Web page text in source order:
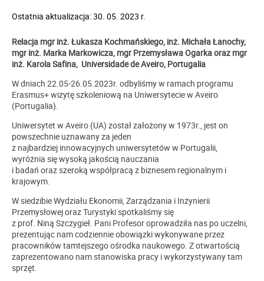
Ostatnia aktualizacja: 30. 05. 2023 r.
Relacja mgr inż. Łukasza Kochmańskiego, inż. Michała Łanochy,
mgr inż. Marka Markowicza, mgr Przemysława Ogarka oraz mgr
inż. Karola Safina, Universidade de Aveiro, Portugalia
W dniach 22.05-26.05.2023r. odbyliśmy w ramach programu
Erasmus+ wizytę szkoleniową na Uniwersytecie w Aveiro
(Portugalia).
Uniwersytet w Aveiro (UA) został założony w 1973r., jest on
powszechnie uznawany za jeden
z najbardziej innowacyjnych uniwersytetów w Portugalii,
wyróżnia się wysoką jakością nauczania
i badań oraz szeroką współpracą z biznesem regionalnym i
krajowym.
W siedzibie Wydziału Ekonomii, Zarządzania i Inżynierii
Przemysłowej oraz Turystyki spotkaliśmy się
z prof. Niną Szczygieł. Pani Profesor oprowadziła nas po uczelni,
prezentując nam codziennie obowiązki wykonywane przez
pracowników tamtejszego ośrodka naukowego. Z otwartością
zaprezentowano nam stanowiska pracy i wykorzystywany tam
sprzęt.